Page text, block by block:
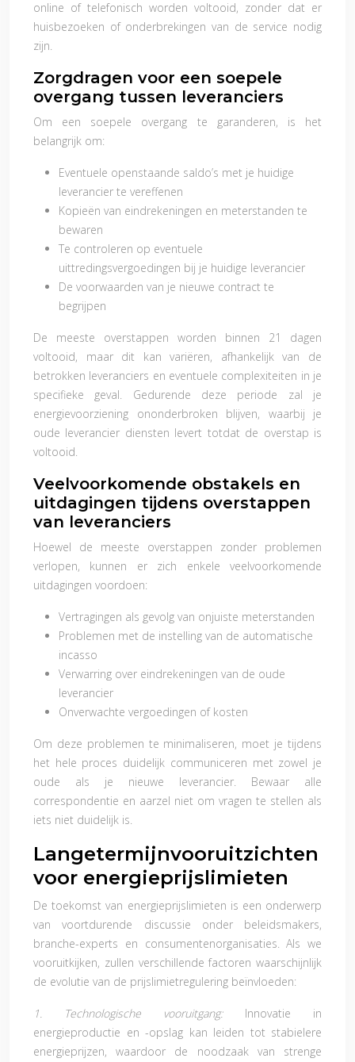
online of telefonisch worden voltooid, zonder dat er
huisbezoeken of onderbrekingen van de service nodig
zijn.
Zorgdragen voor een soepele
overgang tussen leveranciers
Om een soepele overgang te garanderen, is het
belangrijk om:
Eventuele openstaande saldo’s met je huidige
leverancier te vereffenen
Kopieën van eindrekeningen en meterstanden te
bewaren
Te controleren op eventuele
uittredingsvergoedingen bij je huidige leverancier
De voorwaarden van je nieuwe contract te
begrijpen
De meeste overstappen worden binnen 21 dagen
voltooid, maar dit kan variëren, afhankelijk van de
betrokken leveranciers en eventuele complexiteiten in je
specifieke geval. Gedurende deze periode zal je
energievoorziening ononderbroken blijven, waarbij je
oude leverancier diensten levert totdat de overstap is
voltooid.
Veelvoorkomende obstakels en
uitdagingen tijdens overstappen
van leveranciers
Hoewel de meeste overstappen zonder problemen
verlopen, kunnen er zich enkele veelvoorkomende
uitdagingen voordoen:
Vertragingen als gevolg van onjuiste meterstanden
Problemen met de instelling van de automatische
incasso
Verwarring over eindrekeningen van de oude
leverancier
Onverwachte vergoedingen of kosten
Om deze problemen te minimaliseren, moet je tijdens
het hele proces duidelijk communiceren met zowel je
oude als je nieuwe leverancier. Bewaar alle
correspondentie en aarzel niet om vragen te stellen als
iets niet duidelijk is.
Langetermijnvooruitzichten
voor energieprijslimieten
De toekomst van energieprijslimieten is een onderwerp
van voortdurende discussie onder beleidsmakers,
branche-experts en consumentenorganisaties. Als we
vooruitkijken, zullen verschillende factoren waarschijnlijk
de evolutie van de prijslimietregulering beïnvloeden:
1. Technologische vooruitgang: Innovatie in
energieproductie en -opslag kan leiden tot stabielere
energieprijzen, waardoor de noodzaak van strenge